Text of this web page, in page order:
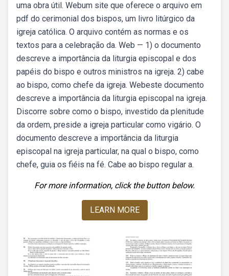
uma obra útil. Webum site que oferece o arquivo em
pdf do cerimonial dos bispos, um livro litúrgico da
igreja católica. O arquivo contém as normas e os
textos para a celebração da. Web — 1) o documento
descreve a importância da liturgia episcopal e dos
papéis do bispo e outros ministros na igreja. 2) cabe
ao bispo, como chefe da igreja. Webeste documento
descreve a importância da liturgia episcopal na igreja.
Discorre sobre como o bispo, investido da plenitude
da ordem, preside a igreja particular como vigário. O
documento descreve a importância da liturgia
episcopal na igreja particular, na qual o bispo, como
chefe, guia os fiéis na fé. Cabe ao bispo regular a.
For more information, click the button below.
LEARN MORE